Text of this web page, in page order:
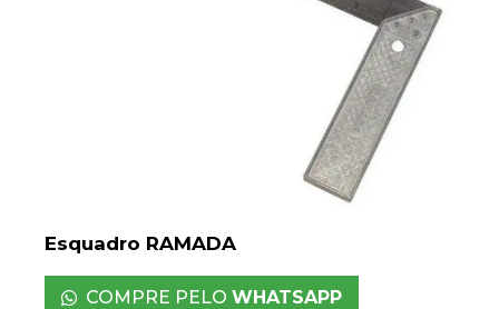
Esquadro RAMADA
COMPRE PELO WHATSAPP